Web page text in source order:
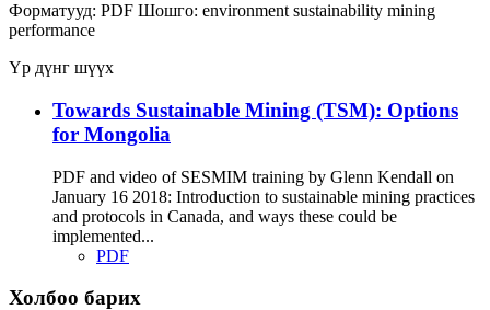
Форматууд: PDF Шошго: environment sustainability mining
performance
Үр дүнг шүүх
Towards Sustainable Mining (TSM): Options
for Mongolia
PDF and video of SESMIM training by Glenn Kendall on
January 16 2018: Introduction to sustainable mining practices
and protocols in Canada, and ways these could be
implemented...
PDF
Холбоо барих